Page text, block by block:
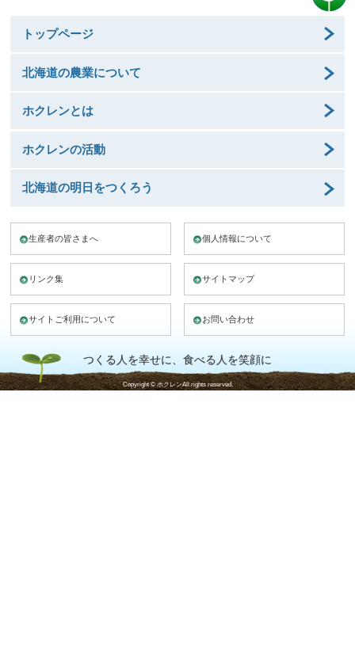
トップページ
北海道の農業について
ホクレンとは
ホクレンの活動
北海道の明日をつくろう
生産者の皆さまへ 個人情報について
リンク集 サイトマップ
サイトご利用について お問い合わせ
つくる人を幸せに、食べる人を笑顔に
Copyright © ホクレンAll rights reserved.